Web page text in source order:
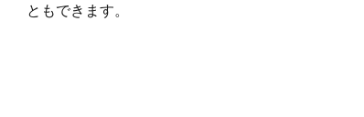
ともできます。